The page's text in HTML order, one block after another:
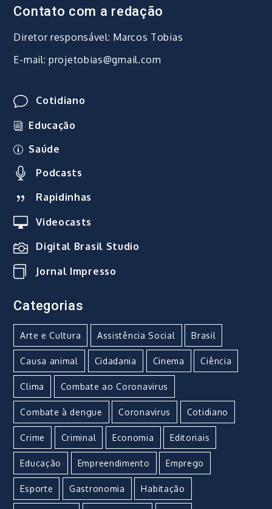
Contato com a redação
Diretor responsável: Marcos Tobias
E-mail: projetobias@gmail.com
Cotidiano
Educação
Saúde
Podcasts
Rapidinhas
Videocasts
Digital Brasil Studio
Jornal Impresso
Categorias
Arte e Cultura Assistência Social Brasil
Causa animal Cidadania Cinema Ciência
Clima Combate ao Coronavirus
Combate à dengue Coronavirus Cotidiano
Crime Criminal Economia Editoriais
Educação Empreendimento Emprego
Esporte Gastronomia Habitação